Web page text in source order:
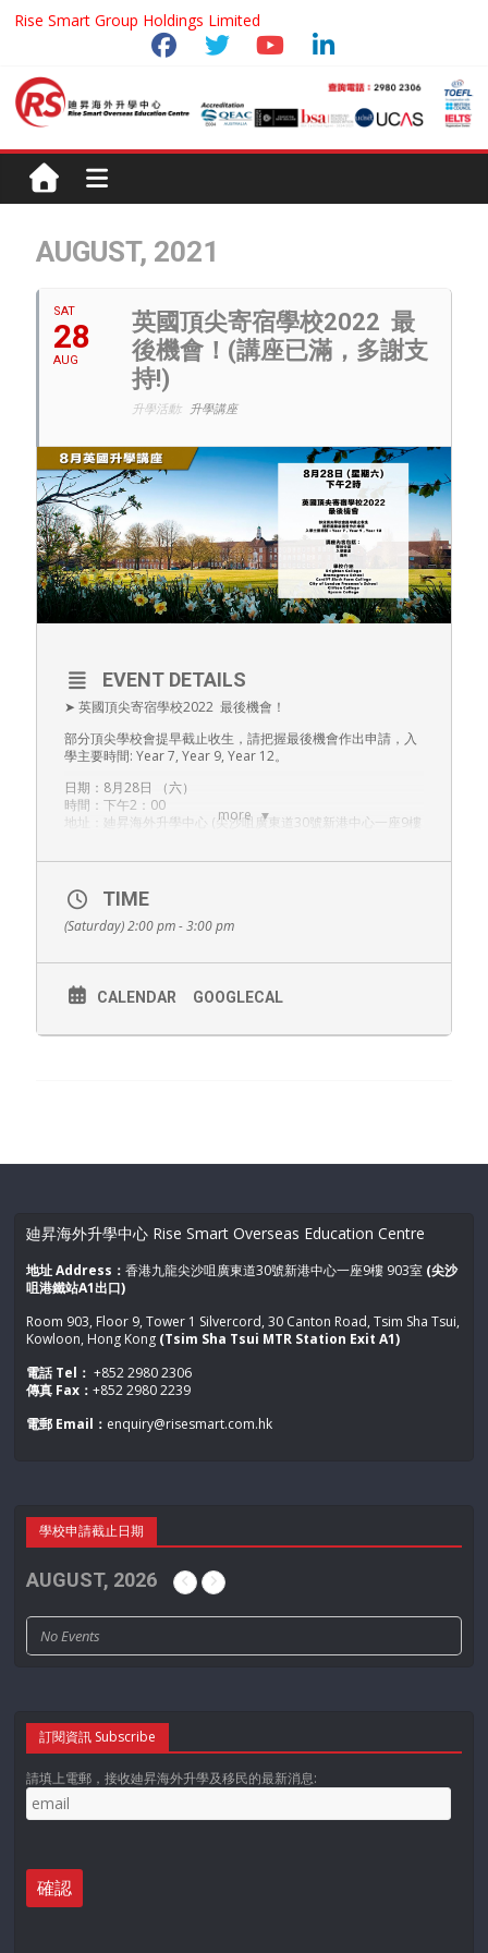
Rise Smart Group Holdings Limited
AUGUST, 2021
SAT
28
AUG
英國頂尖寄宿學校2022 最
後機會！(講座已滿，多謝支
持!)
升學活動: 升學講座
more
EVENT DETAILS
➤ 英國頂尖寄宿學校2022 最後機會！
部分頂尖學校會提早截止收生，請把握最後機會作出申請，入
學主要時間: Year 7, Year 9, Year 12。
日期：8月28日 （六）
時間：下午2：00
地址：廸昇海外升學中心 (尖沙咀廣東道30號新港中心一座9樓
預約電話：2980 2306
－學校介紹
－入學要求
－費用
－Brighton College
－Cardiff Sixth Form College
－Clifton College
免費報名，敬請預約！
(講座已滿，多謝支持!)
TIME
(Saturday) 2:00 pm - 3:00 pm
CALENDAR GOOGLECAL
廸昇海外升學中心 Rise Smart Overseas Education Centre
地址 Address：香港九龍尖沙咀廣東道30號新港中心一座9樓 903室 (尖沙
咀港鐵站A1出口)
Room 903, Floor 9, Tower 1 Silvercord, 30 Canton Road, Tsim Sha Tsui,
Kowloon, Hong Kong (Tsim Sha Tsui MTR Station Exit A1)
電話 Tel： +852 2980 2306
傳真 Fax：+852 2980 2239
電郵 Email： enquiry@risesmart.com.hk
學校申請截止日期
AUGUST, 2026
No Events
訂閱資訊 Subscribe
請填上電郵，接收廸昇海外升學及移民的最新消息: